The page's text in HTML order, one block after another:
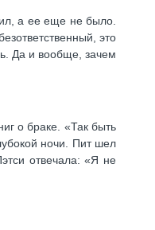
а ее еще не было.
это
Да и вообще, зачем
о браке. «Так быть
ночи. Пит шел
отвечала: «Я не